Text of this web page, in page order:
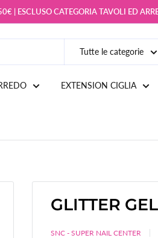
| ESCLUSO CATEGORIA TAVOLI ED
Tutte le categorie
EXTENSION CIGLIA
GLITTER
SNC - SUPER NAIL CENTER